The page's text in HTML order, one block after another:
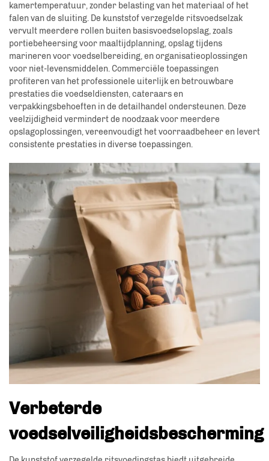
kamertemperatuur, zonder belasting van het materiaal of het
falen van de sluiting. De kunststof verzegelde ritsvoedselzak
vervult meerdere rollen buiten basisvoedselopslag, zoals
portiebeheersing voor maaltijdplanning, opslag tijdens
marineren voor voedselbereiding, en organisatieoplossingen
voor niet-levensmiddelen. Commerciële toepassingen
profiteren van het professionele uiterlijk en betrouwbare
prestaties die voedseldiensten, cateraars en
verpakkingsbehoeften in de detailhandel ondersteunen. Deze
veelzijdigheid vermindert de noodzaak voor meerdere
opslagoplossingen, vereenvoudigt het voorraadbeheer en levert
consistente prestaties in diverse toepassingen.
Verbeterde
voedselveiligheidsbescherming